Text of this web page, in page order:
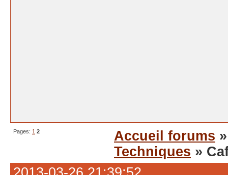
Pages: 1 2 Accueil forums
Techniques »